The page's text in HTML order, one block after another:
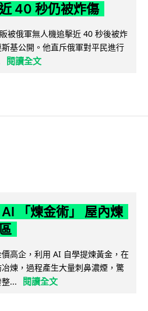
40 秒仍被炸傷
被俄軍無人機追擊近 40 秒後被炸
基公開。他直斥俄軍對平民進行
閱讀全文
「煉金術」 屋內煉
高企，利用 AI 自學提煉黃金，在
煉，過程產生大量刺鼻濃煙，驚
...
閱讀全文